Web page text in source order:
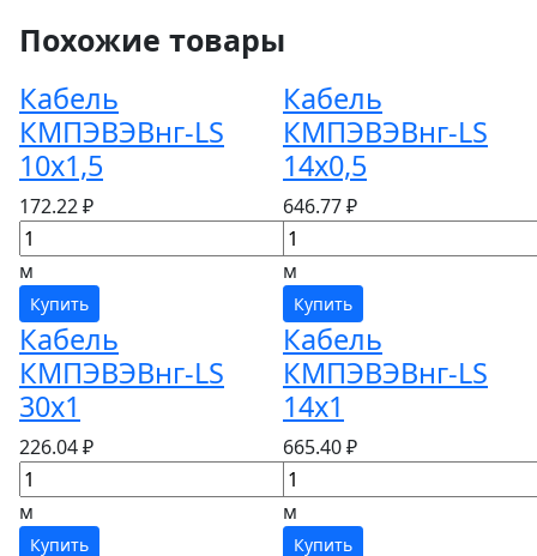
Похожие товары
Кабель
КМПЭВЭВнг-LS
10х1,5
172.22 ₽
м
Купить
Кабель
КМПЭВЭВнг-LS
14х0,5
646.77 ₽
м
Купить
Кабель
КМПЭВЭВнг-LS
30х1
226.04 ₽
м
Купить
Кабель
КМПЭВЭВнг-LS
14х1
665.40 ₽
м
Купить